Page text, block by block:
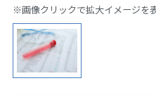
※画像クリックで拡大イメージを